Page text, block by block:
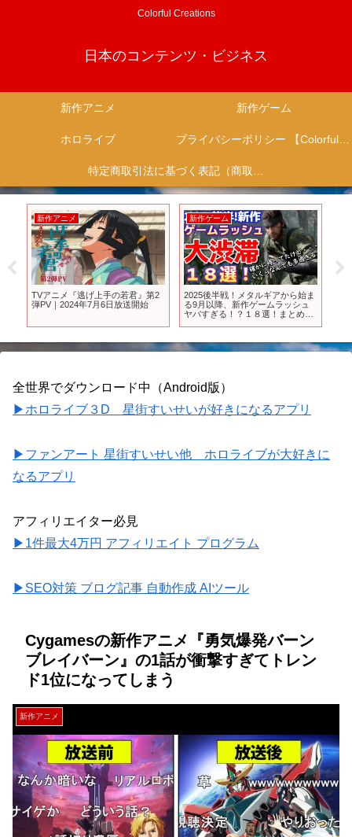
Colorful Creations
日本のコンテンツ・ビジネス
新作アニメ 新作ゲーム
ホロライブ プライバシーポリシー 【Colorful Creation】
特定商取引法に基づく表記（商取引に関する開示）
新作アニメ
TVアニメ『逃げ上手の若君』第2
弾PV｜2024年7月6日放送開始
新作ゲーム
2025後半戦！メタルギアから始ま
る9月以降、新作ゲームラッシュ
ヤバすぎる！？１８選！まとめて
全世界でダウンロード中（Android版）
▶ホロライブ３D 星街すいせいが好きになるアプリ
▶ファンアート 星街すいせい他 ホロライブが大好きに
なるアプリ
アフィリエイター必見
▶1件最大4万円 アフィリエイト プログラム
▶SEO対策 ブログ記事 自動作成 AIツール
Cygamesの新作アニメ『勇気爆発バーン
ブレイバーン』の1話が衝撃すぎてトレン
ド1位になってしまう
新作アニメ